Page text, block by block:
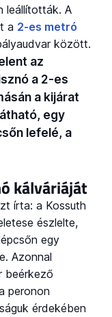
leállították. A
a 2-es metró
között.
az
a 2-es
a kijárat
egy
lefelé, a
kálváriáját
írta: a Kossuth
észlelte,
egy
Azonnal
beérkező
peronon
érdekében